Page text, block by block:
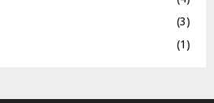
(3)
(1)